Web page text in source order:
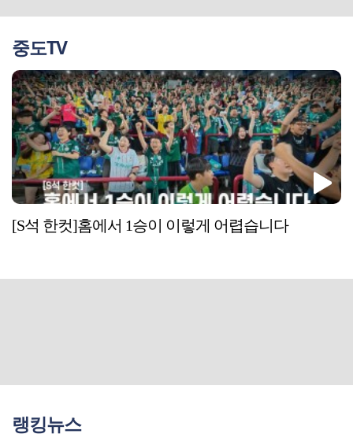
중도TV
[S석 한컷]홈에서 1승이 이렇게 어렵습니다
랭킹뉴스